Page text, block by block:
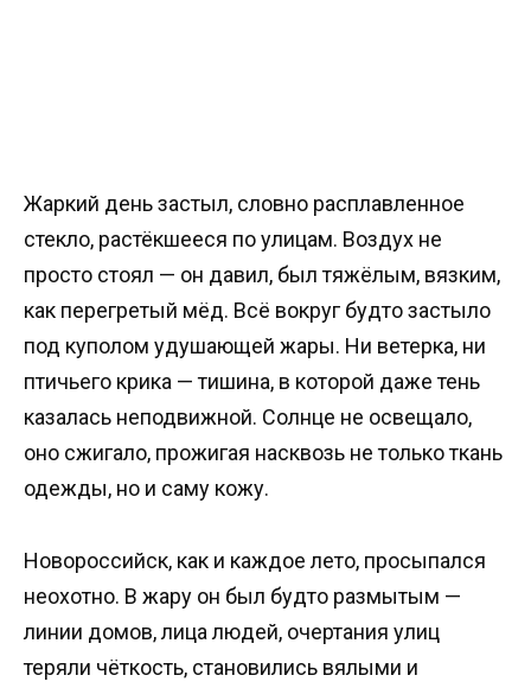
Жаркий день застыл, словно расплавленное
стекло, растёкшееся по улицам. Воздух не
просто стоял — он давил, был тяжёлым, вязким,
как перегретый мёд. Всё вокруг будто застыло
под куполом удушающей жары. Ни ветерка, ни
птичьего крика — тишина, в которой даже тень
казалась неподвижной. Солнце не освещало,
оно сжигало, прожигая насквозь не только ткань
одежды, но и саму кожу.
Новороссийск, как и каждое лето, просыпался
неохотно. В жару он был будто размытым —
линии домов, лица людей, очертания улиц
теряли чёткость, становились вялыми и